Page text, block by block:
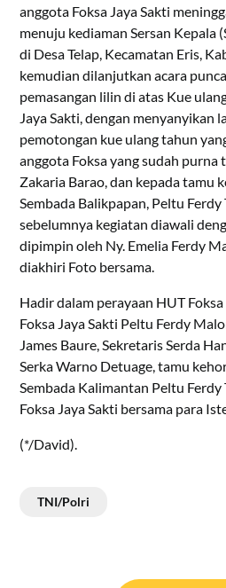
anggota Foksa Jaya Sakti
menuju kediaman Sersan Kepala
di Desa Telap, Kecamatan Eris,
kemudian dilanjutkan acara
pemasangan lilin di atas Kue
Jaya Sakti, dengan menyanyikan
pemotongan kue ulang tahun
anggota Foksa yang sudah purna
Zakaria Barao, dan kepada tamu
Sembada Balikpapan, Peltu Ferdy
sebelumnya kegiatan diawali
dipimpin oleh Ny. Emelia Ferdy
diakhiri Foto bersama.
Hadir dalam perayaan HUT
Foksa Jaya Sakti Peltu Ferdy
James Baure, Sekretaris Serda
Serka Warno Detuage, tamu
Sembada Kalimantan Peltu
Foksa Jaya Sakti bersama para
(*/David).
TNI/Polri